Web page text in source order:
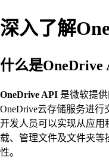
深入了解
什么是OneDrive
OneDrive API 是微软提
OneDrive云存储服务进行
开发人员可以实现从应用
载、管理文件及文件夹等
性。